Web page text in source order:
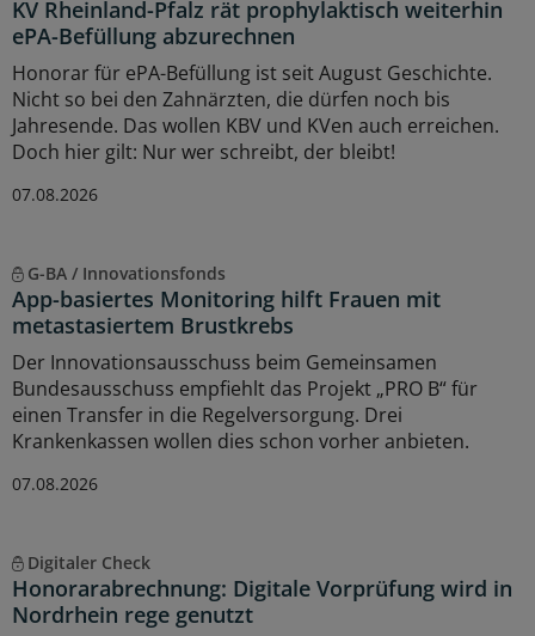
KV Rheinland-Pfalz rät prophylaktisch weiterhin
ePA-Befüllung abzurechnen
Honorar für ePA-Befüllung ist seit August Geschichte.
Nicht so bei den Zahnärzten, die dürfen noch bis
Jahresende. Das wollen KBV und KVen auch erreichen.
Doch hier gilt: Nur wer schreibt, der bleibt!
07.08.2026
G-BA / Innovationsfonds
App-basiertes Monitoring hilft Frauen mit
metastasiertem Brustkrebs
Der Innovationsausschuss beim Gemeinsamen
Bundesausschuss empfiehlt das Projekt „PRO B“ für
einen Transfer in die Regelversorgung. Drei
Krankenkassen wollen dies schon vorher anbieten.
07.08.2026
Digitaler Check
Honorarabrechnung: Digitale Vorprüfung wird in
Nordrhein rege genutzt